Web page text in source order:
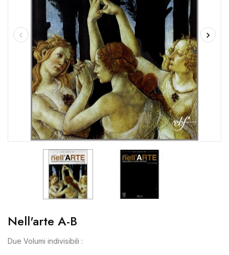
Nell'arte A-B
Due Volumi indivisibili :